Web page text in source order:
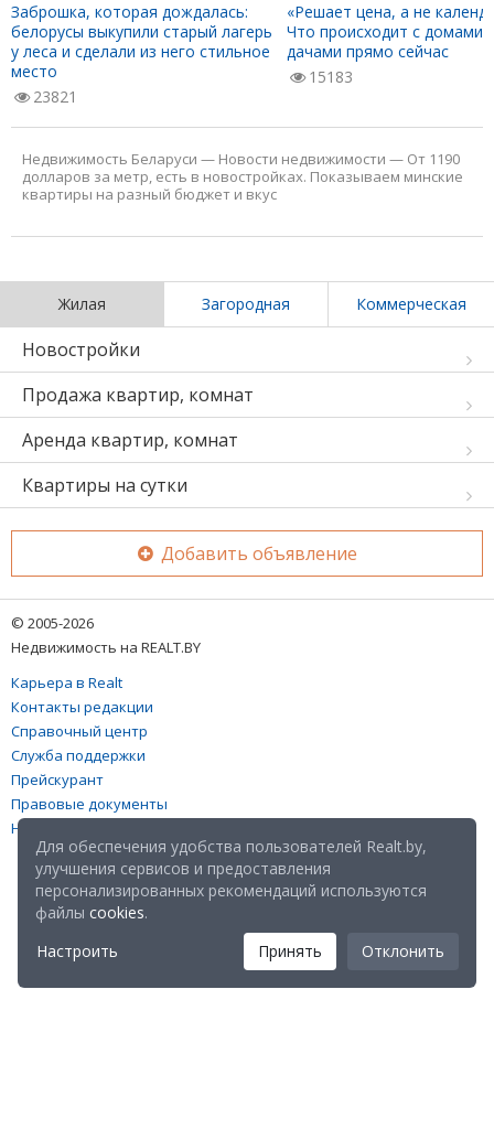
Заброшка, которая дождалась:
белорусы выкупили старый лагерь
у леса и сделали из него стильное
место
23821
«Решает цена, а не
Что происходит с домами
дачами прямо сейчас
15183
Недвижимость Беларуси — Новости недвижимости — От 1190
долларов за метр, есть в новостройках. Показываем минские
квартиры на разный бюджет и вкус
Жилая Загородная Коммерческая
Новостройки
Продажа квартир, комнат
Аренда квартир, комнат
Квартиры на сутки
Добавить объявление
© 2005-2026
Недвижимость на REALT.BY
Карьера в Realt
Контакты редакции
Справочный центр
Служба поддержки
Прейскурант
Правовые документы
Настройка файлов cookies
Для обеспечения удобства пользователей Realt.by,
улучшения сервисов и предоставления
персонализированных рекомендаций используются
файлы cookies.
Настроить
Принять Отклонить